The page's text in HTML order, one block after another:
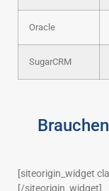
Oracle
SugarCRM
[siteorigin_widget
[/siteorigin_widget]